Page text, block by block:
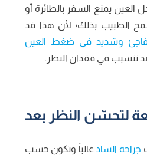
العين يمنع السفر بالطائرة أو
الطبيب بذلك؛ لأن هذا قد
مفاجئ وشديد في ضغط العين
تتسبب في فقدان النظر.
لتحسّن النظر بعد
جراحة الساد غالباً وتكون حسب